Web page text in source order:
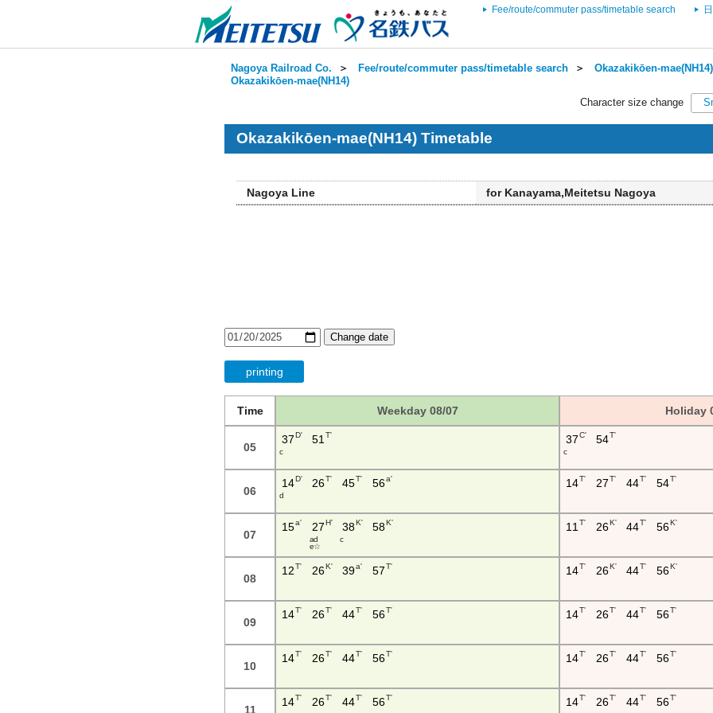
Fee/route/commuter pass/timetable search
Nagoya Railroad Co. ＞ Fee/route/commuter pass/timetable search ＞
Okazakikōen-
Okazakikōen-mae(NH14)
Character size change
Okazakikōen-mae(NH14) Timetable
Nagoya Line for Kanayama,Meitetsu Nagoya
Change date
printing
Time Weekday 08/07 Holiday
05
37D'
c
51 T' 37C'
c
54T'
06
14D'
d
26T' 45T' 56a' 14T' 27T' 44T' 54T'
07
15a' 27H'
a d
e ☆
38K'
c
58K' 11 T' 26K' 44T' 56K'
08
12T' 26K' 39a' 57 T' 14T' 26K' 44T' 56K'
09
14T' 26T' 44T' 56T' 14T' 26T' 44T' 56T'
10
14T' 26T' 44T' 56T' 14T' 26T' 44T' 56T'
11
14T' 26T' 44T' 56T' 14T' 26T' 44T' 56T'